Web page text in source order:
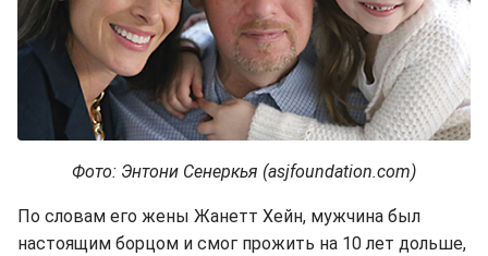
Фото: Энтони Сенеркья (asjfoundation.com)
По словам его жены Жанетт Хейн, мужчина был
настоящим борцом и смог прожить на 10 лет дольше,